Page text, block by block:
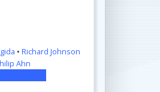
• Richard Johnson
Ahn